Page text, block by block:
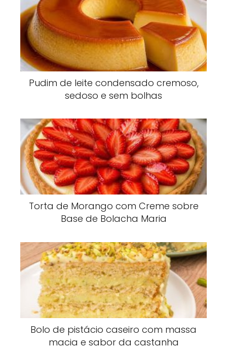
Pudim de leite condensado cremoso,
sedoso e sem bolhas
Torta de Morango com Creme sobre
Base de Bolacha Maria
Bolo de pistácio caseiro com massa
macia e sabor da castanha